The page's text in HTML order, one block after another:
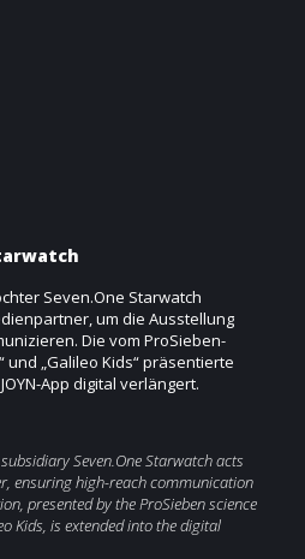
Seven.One Starwatch
um die Ausstellung
Die vom ProSieben-
und „Galileo Kids“ präsentierte
App digital verlängert.
Seven.One Starwatch acts
ensuring high-reach communication
presented by the ProSieben science
Kids, is extended into the digital